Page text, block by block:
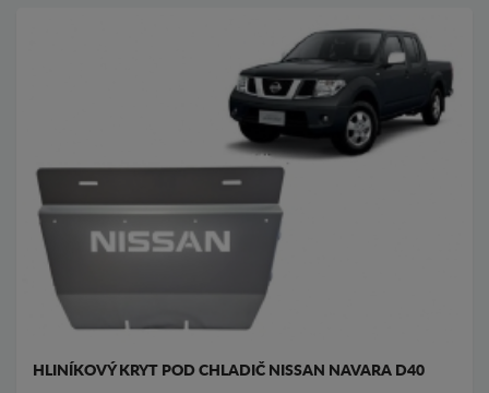
HLINÍKOVÝ KRYT POD CHLADIČ NISSAN NAVARA D40